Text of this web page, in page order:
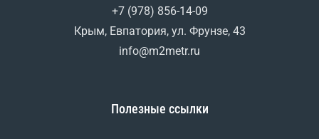
+7 (978) 856-14-09
Крым, Евпатория, ул. Фрунзе, 43
info@m2metr.ru
Полезные ссылки